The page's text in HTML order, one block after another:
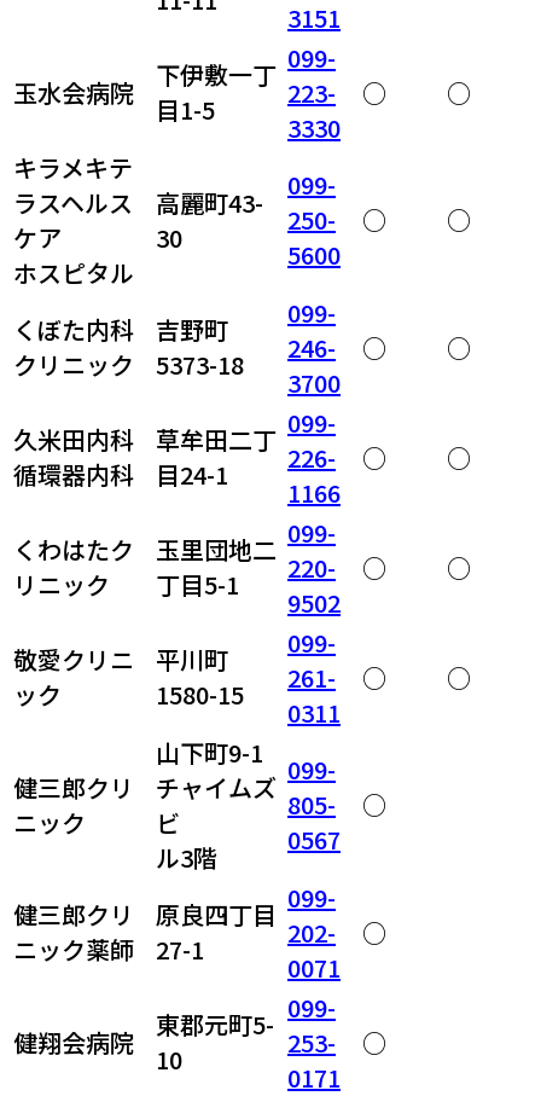
3151
玉水会病院
下伊敷一丁
目1-5
099-
223-
3330
○ ○
キラメキテ
ラスヘルス
ケア
ホスピタル
高麗町43-
30
099-
250-
5600
○ ○
くぼた内科
クリニック
吉野町
5373-18
099-
246-
3700
○ ○
久米田内科
循環器内科
草牟田二丁
目24-1
099-
226-
1166
○ ○
くわはたク
リニック
玉里団地二
丁目5-1
099-
220-
9502
○ ○
敬愛クリニ
ック
平川町
1580-15
099-
261-
0311
○ ○
健三郎クリ
ニック
山下町9-1
チャイムズ
ビ
ル3階
099-
805-
0567
○
健三郎クリ
ニック薬師
原良四丁目
27-1
099-
202-
0071
○
健翔会病院
東郡元町5-
10
099-
253-
0171
○